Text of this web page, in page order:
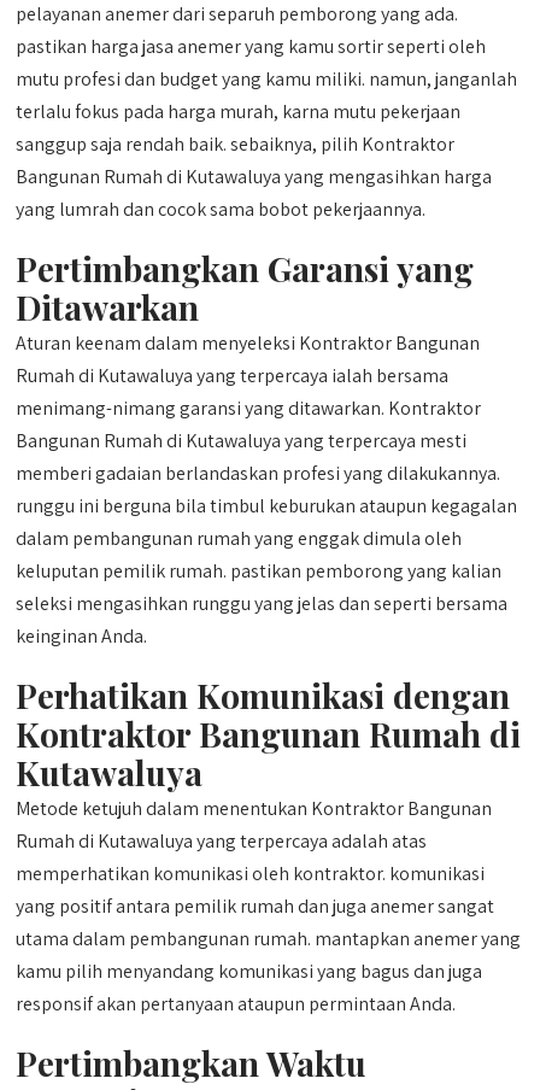
pelayanan anemer dari separuh pemborong yang ada.
pastikan harga jasa anemer yang kamu sortir seperti oleh
mutu profesi dan budget yang kamu miliki. namun, janganlah
terlalu fokus pada harga murah, karna mutu pekerjaan
sanggup saja rendah baik. sebaiknya, pilih Kontraktor
Bangunan Rumah di Kutawaluya yang mengasihkan harga
yang lumrah dan cocok sama bobot pekerjaannya.
Pertimbangkan Garansi yang
Ditawarkan
Aturan keenam dalam menyeleksi Kontraktor Bangunan
Rumah di Kutawaluya yang terpercaya ialah bersama
menimang-nimang garansi yang ditawarkan. Kontraktor
Bangunan Rumah di Kutawaluya yang terpercaya mesti
memberi gadaian berlandaskan profesi yang dilakukannya.
runggu ini berguna bila timbul keburukan ataupun kegagalan
dalam pembangunan rumah yang enggak dimula oleh
keluputan pemilik rumah. pastikan pemborong yang kalian
seleksi mengasihkan runggu yang jelas dan seperti bersama
keinginan Anda.
Perhatikan Komunikasi dengan
Kontraktor Bangunan Rumah di
Kutawaluya
Metode ketujuh dalam menentukan Kontraktor Bangunan
Rumah di Kutawaluya yang terpercaya adalah atas
memperhatikan komunikasi oleh kontraktor. komunikasi
yang positif antara pemilik rumah dan juga anemer sangat
utama dalam pembangunan rumah. mantapkan anemer yang
kamu pilih menyandang komunikasi yang bagus dan juga
responsif akan pertanyaan ataupun permintaan Anda.
Pertimbangkan Waktu